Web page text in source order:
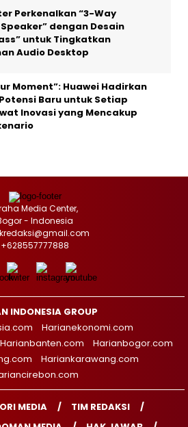
Perkenalkan “3-Way
dengan Desain
untuk Tingkatkan
Audio Desktop
Moment”: Huawei Hadirkan
Baru untuk Setiap
Inovasi yang Mencakup
Media Center,
- Indonesia
+628557777888
INDONESIA GROUP
Harianekonomi.com
Harianbanten.com
Harianbogor.com
Hariankarawang.com
MEDIA
TIM REDAKSI